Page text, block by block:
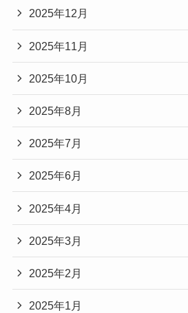
2025年12月
2025年11月
2025年10月
2025年8月
2025年7月
2025年6月
2025年4月
2025年3月
2025年2月
2025年1月